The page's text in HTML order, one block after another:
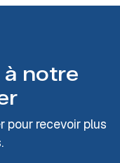
notre
pour recevoir plus